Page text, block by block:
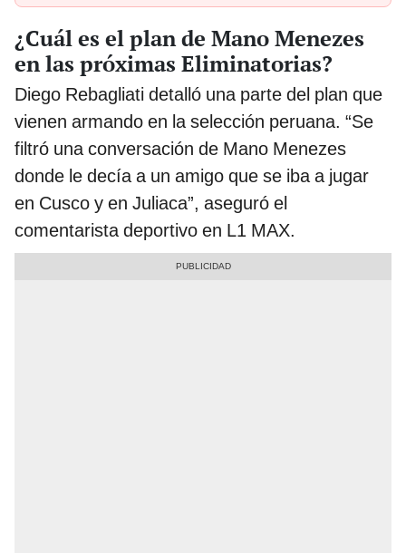
¿Cuál es el plan de Mano Menezes
en las próximas Eliminatorias?
Diego Rebagliati detalló una parte del plan que
vienen armando en la selección peruana. “Se
filtró una conversación de Mano Menezes
donde le decía a un amigo que se iba a jugar
en Cusco y en Juliaca”, aseguró el
comentarista deportivo en L1 MAX.